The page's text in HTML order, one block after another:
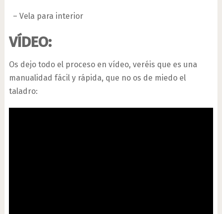
– Vela para interior
VÍDEO:
Os dejo todo el proceso en vídeo, veréis que es una
manualidad fácil y rápida, que no os de miedo el
taladro: